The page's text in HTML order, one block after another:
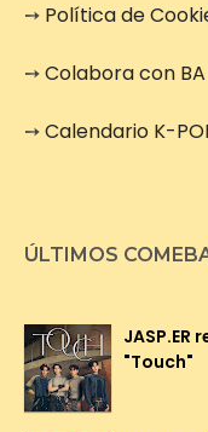
➙ Política de
➙Colabora con BA
➙Calendario K-
ÚLTIMOS
"Touch"